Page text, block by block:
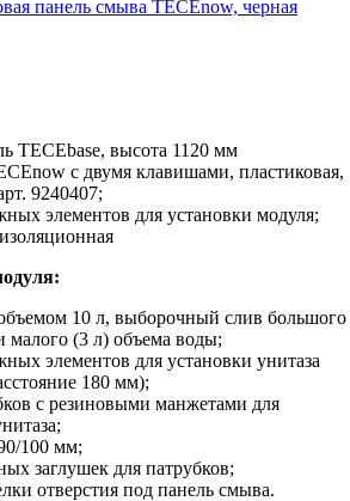
TECEbase, высота 1120 мм
с двумя клавишами, пластиковая,
9240407;
элементов для установки модуля;
10 л, выборочный слив большого
малого (3 л) объема воды;
элементов для установки унитаза
180 мм);
с резиновыми манжетами для
100 мм;
заглушек для патрубков;
отверстия под панель смыва.